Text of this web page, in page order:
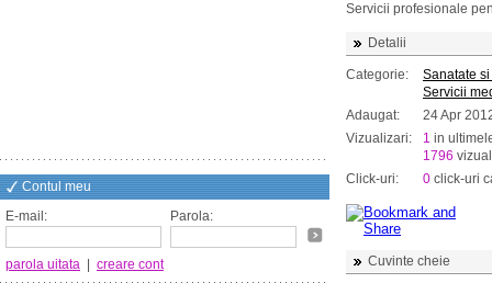
Contul meu
E-mail:
Parola:
parola uitata creare cont
Servicii profesionale
Detalii
Categorie:
Sanatate
Servicii
Adaugat:
24 Apr
Vizualizari:
1 in
1796
Click-uri:
0 click-uri
Cuvinte cheie